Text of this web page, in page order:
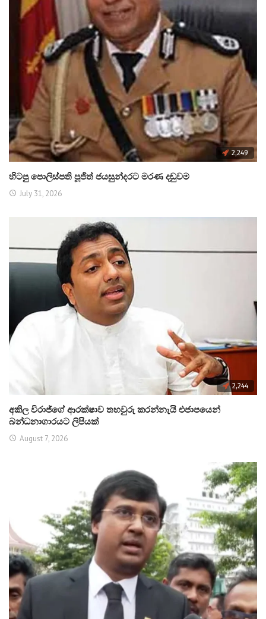
2,249
හිටපු පොලිස්පති පූජිත් ජයසුන්දරට මරණ දඬුවම
July 31, 2026
2,244
අකිල විරාජ්ගේ ආරක්ෂාව තහවුරු කරන්නැයි එජාපයෙන්
බන්ධනාගාරයට ලිපියක්
August 7, 2026